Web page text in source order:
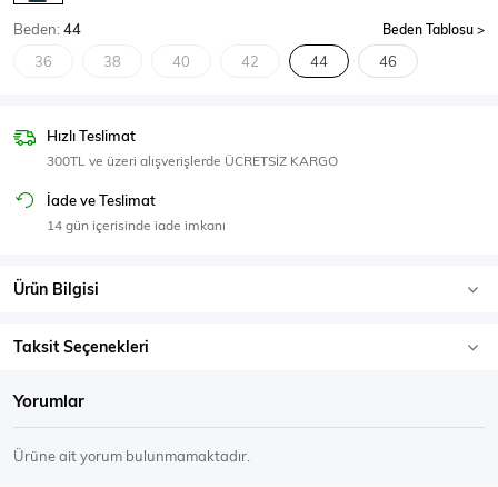
SPOR GİYİM
Eşofman Üstü
Beden:44 Beden Tablosu
36 38 40 42 44 46
Hızlı Teslimat
300TL ve üzeri alışverişlerde ÜCRETSİZ KARGO
İade ve Teslimat
14 gün içerisinde iade imkanı
Ürün Bilgisi
Taksit Seçenekleri
Yorumlar
Ürüne ait yorum bulunmamaktadır.